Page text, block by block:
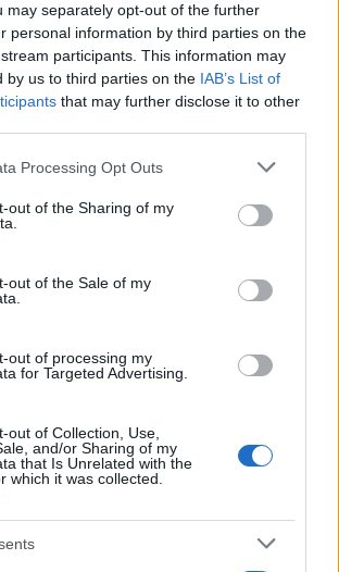
may separately opt-out of the further
personal information by third parties on the
participants. This information may
by us to third parties on the IAB’s List of
that may further disclose it to other
website/app uses one or more Google
visit or usage behaviour. You may click to
to Google and its third-party tags to
below specified purposes in below Google
Processing Opt Outs
out of the Sharing of my
out of the Sale of my
out of processing my
for Targeted Advertising.
out of Collection, Use,
and/or Sharing of my
that Is Unrelated with the
which it was collected.
leggere